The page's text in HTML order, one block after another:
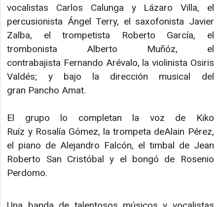
vocalistas Carlos Calunga y Lázaro Villa, el
percusionista Ángel Terry, el saxofonista Javier
Zalba, el trompetista Roberto García, el
trombonista Alberto Muñóz, el
contrabajista Fernando Arévalo, la violinista Osiris
Valdés; y bajo la dirección musical del
gran Pancho Amat.
El grupo lo completan la voz de Kiko
Ruíz y Rosalía Gómez, la trompeta deAlain Pérez,
el piano de Alejandro Falcón, el timbal de Jean
Roberto San Cristóbal y el bongó de Rosenio
Perdomo.